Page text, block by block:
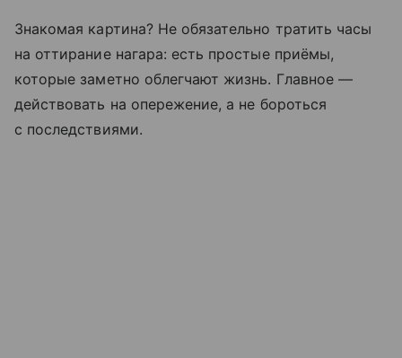
Знакомая картина? Не обязательно тратить часы
на оттирание нагара: есть простые приёмы,
которые заметно облегчают жизнь. Главное —
действовать на опережение, а не бороться
с последствиями.